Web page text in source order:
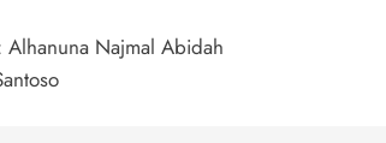
Alhanuna Najmal Abidah